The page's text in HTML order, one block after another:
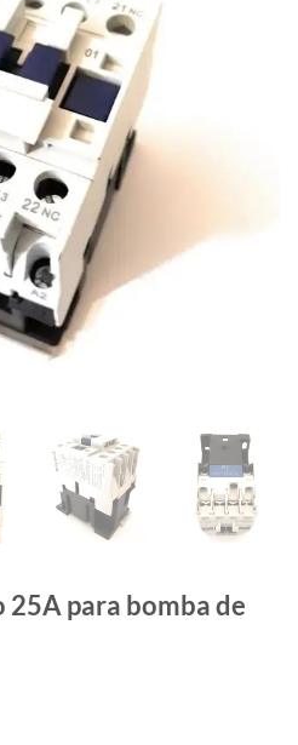
para bomba de